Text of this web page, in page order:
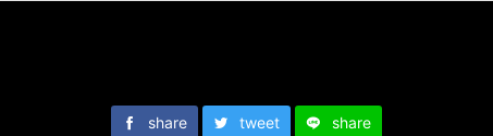
share tweet share